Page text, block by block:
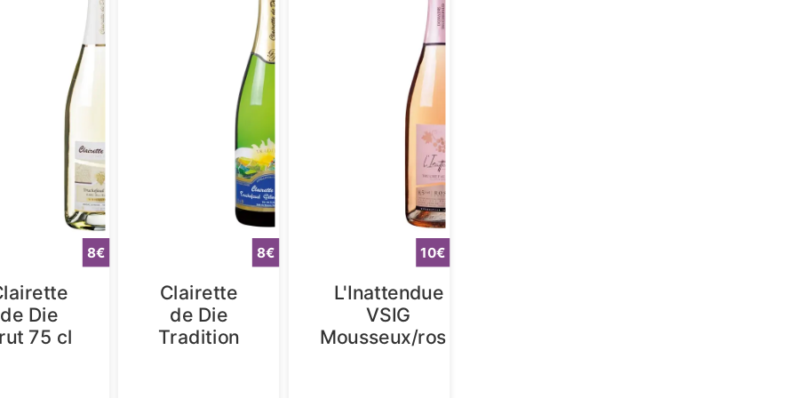
8
de Die
75 cl
8
Clairette
de Die
Tradition
10
L'Inattendue
VSIG
Mousseux/rosé